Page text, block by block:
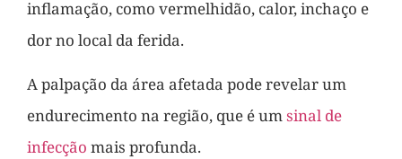
inflamação, como vermelhidão, calor, inchaço e
dor no local da ferida.
A palpação da área afetada pode revelar um
endurecimento na região, que é umsinal de
infecção mais profunda.